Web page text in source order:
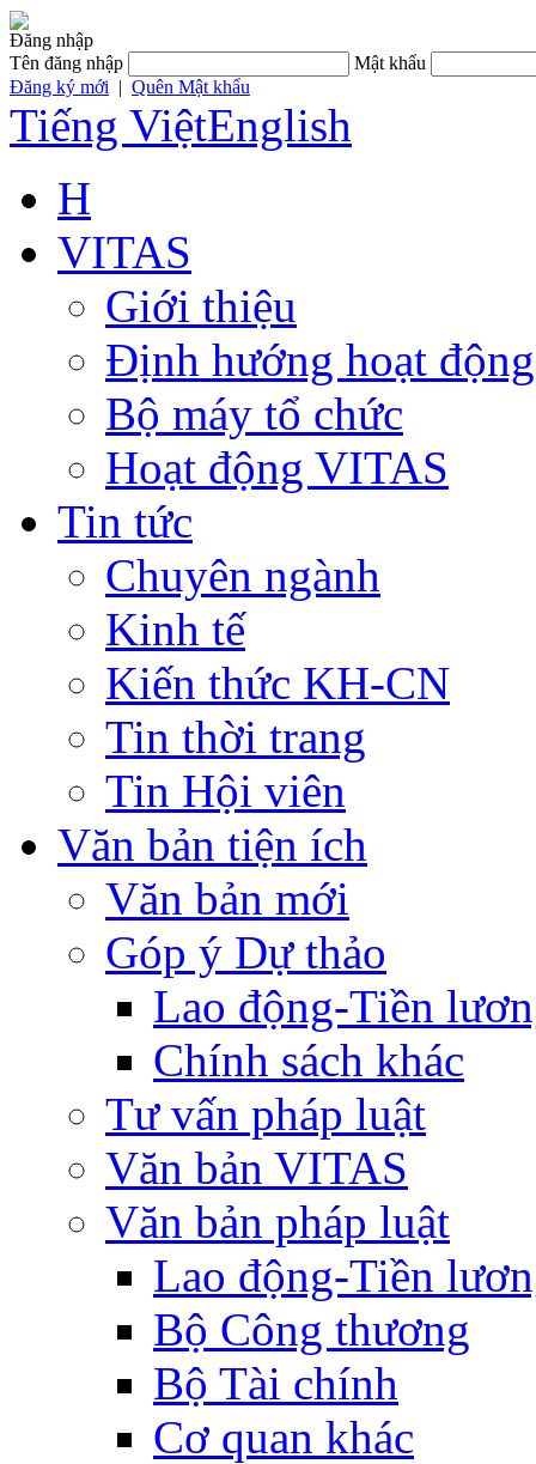
Đăng nhập
Tên đăng nhập
Mật khẩu
Đăng ký mới | Quên Mật khẩu
Tiếng ViệtEnglish
H
VITAS
Giới thiệu
Định hướng hoạt động
Bộ máy tổ chức
Hoạt động VITAS
Tin tức
Chuyên ngành
Kinh tế
Kiến thức KH-CN
Tin thời trang
Tin Hội viên
Văn bản tiện ích
Văn bản mới
Góp ý Dự thảo
Lao động-Tiền
Chính sách khác
Tư vấn pháp luật
Văn bản VITAS
Văn bản pháp luật
Lao động-Tiền
Bộ Công thương
Bộ Tài chính
Cơ quan khác